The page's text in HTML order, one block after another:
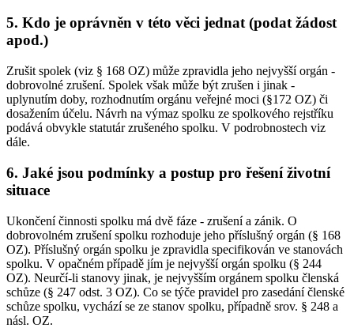
5. Kdo je oprávněn v této věci jednat (podat žádost
apod.)
Zrušit spolek (viz § 168 OZ) může zpravidla jeho nejvyšší orgán -
dobrovolné zrušení. Spolek však může být zrušen i jinak -
uplynutím doby, rozhodnutím orgánu veřejné moci (§172 OZ) či
dosažením účelu. Návrh na výmaz spolku ze spolkového rejstříku
podává obvykle statutár zrušeného spolku. V podrobnostech viz
dále.
6. Jaké jsou podmínky a postup pro řešení životní
situace
Ukončení činnosti spolku má dvě fáze - zrušení a zánik. O
dobrovolném zrušení spolku rozhoduje jeho příslušný orgán (§ 168
OZ). Příslušný orgán spolku je zpravidla specifikován ve stanovách
spolku. V opačném případě jím je nejvyšší orgán spolku (§ 244
OZ). Neurčí-li stanovy jinak, je nejvyšším orgánem spolku členská
schůze (§ 247 odst. 3 OZ). Co se týče pravidel pro zasedání členské
schůze spolku, vychází se ze stanov spolku, případně srov. § 248 a
násl. OZ.